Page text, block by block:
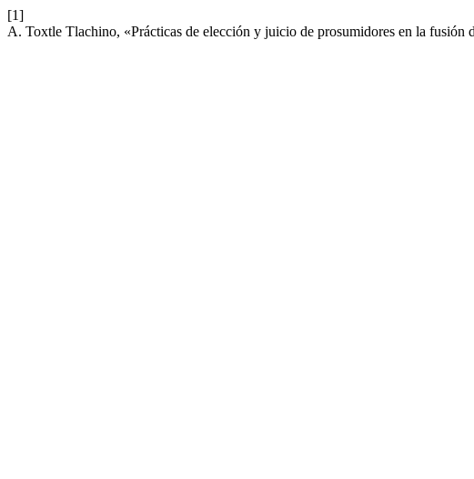
[1]
A. Toxtle Tlachino, «Prácticas de elección y juicio de prosumidores en la fusión